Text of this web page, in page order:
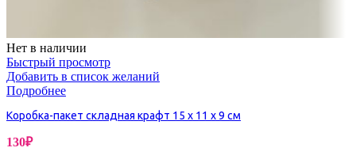
Нет в наличии
Быстрый просмотр
Добавить в список желаний
Подробнее
Коробка-пакет складная крафт 15 х 11 х 9 см
130₽